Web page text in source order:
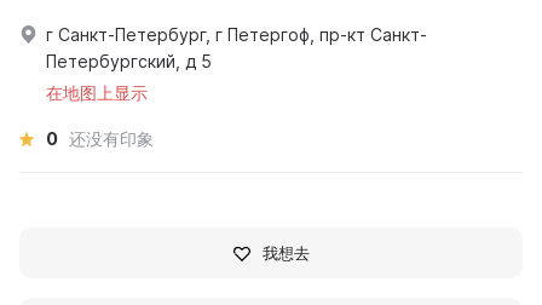
г Санкт-Петербург, г Петергоф, пр-кт Санкт-
Петербургский, д 5
在地图上显示
0 还没有印象
我想去